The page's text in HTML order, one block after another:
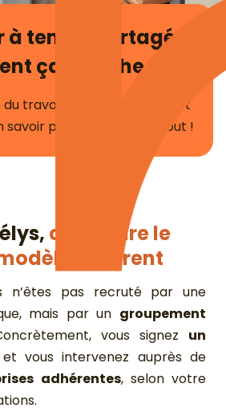
temps partagé :
ça marche ?
du travail à temps partagé et
savoir plus ? On vous dit tout !
c’est fairele
différent
n’êtes pas recruté par une
mais par un groupement
vous signez un
vous intervenez auprès de
adhérentes, selon votre